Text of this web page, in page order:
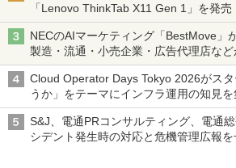
「Lenovo ThinkTab X11 Gen 1」を発売
NECのAIマーケティング「BestMove」
製造・流通・小売企業・広告代理店な
Cloud Operator Days Tokyo 2026がス
うか」をテーマにインフラ運用の知見を
S&J、電通PRコンサルティング、電通
シデント発生時の対応と危機管理広報を